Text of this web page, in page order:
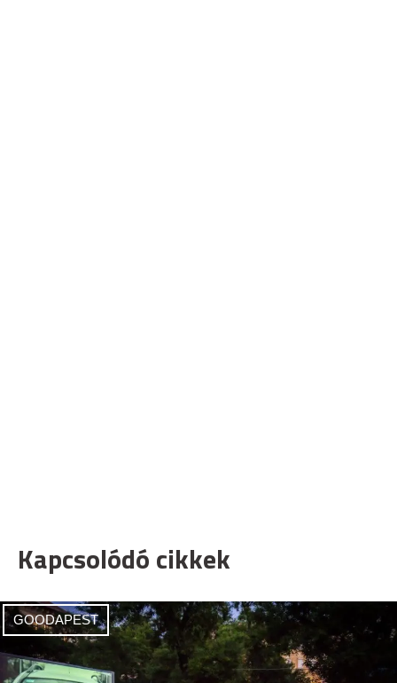
Kapcsolódó cikkek
GOODAPEST